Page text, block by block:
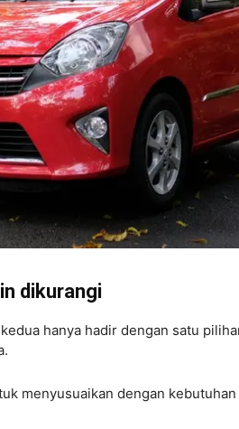
dikurangi
hanya hadir dengan satu
menyusuaikan dengan kebutuhan